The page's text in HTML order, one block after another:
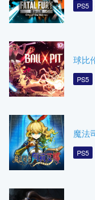
PS5
球比
PS5
魔法
PS5